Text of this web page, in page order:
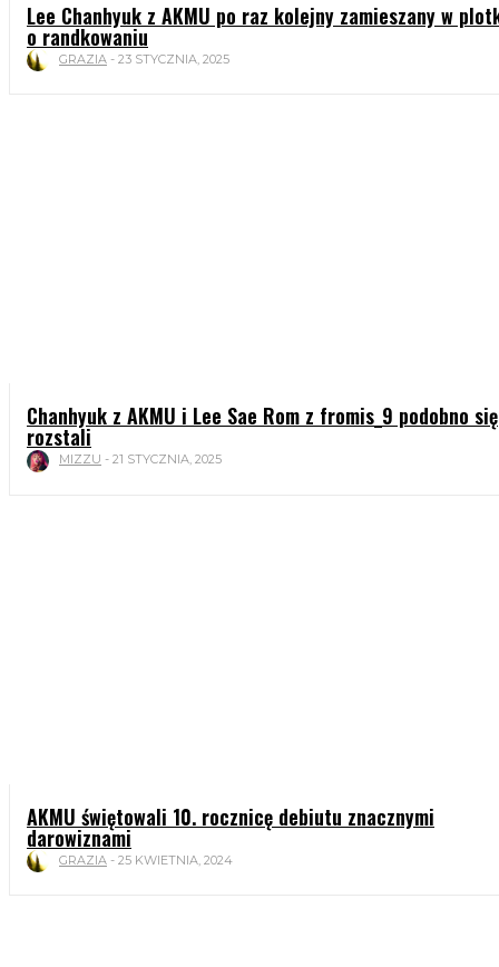
Lee Chanhyuk z AKMU po raz kolejny zamieszany w
o randkowaniu
GRAZIA - 23 STYCZNIA, 2025
Chanhyuk z AKMU i Lee Sae Rom z fromis_9 podobno się
rozstali
MIZZU - 21 STYCZNIA, 2025
AKMU świętowali 10. rocznicę debiutu znacznymi
darowiznami
GRAZIA - 25 KWIETNIA, 2024